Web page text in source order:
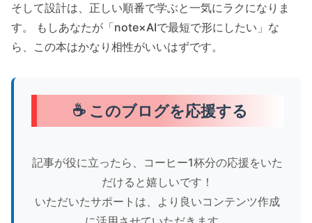
そして設計は、正しい順番で学ぶと一気にラクになりま
す。 もしあなたが「note×AIで最短で形にしたい」な
ら、この本はかなり相性がいいはずです。
☕ このブログを応援する
記事が役に立ったら、コーヒー1杯分の応援をいた
だけると嬉しいです！
いただいたサポートは、より良いコンテンツ作成